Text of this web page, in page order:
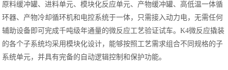
原料缓冲罐、进料单元、模块化反应单元、产物缓冲罐、高低温一体循
环器、产物冷却循环机和电控系统于一体，只需接入动力电，无需任何
辅助设备即可完成千吨级年通量的微反应工艺验证试车。K4微反应撬装
的各个子系统均采用模块化设计，能够按照工艺需求组合不同规格的子
系统单元，并具有完备的自动逻辑控制和保护功能。